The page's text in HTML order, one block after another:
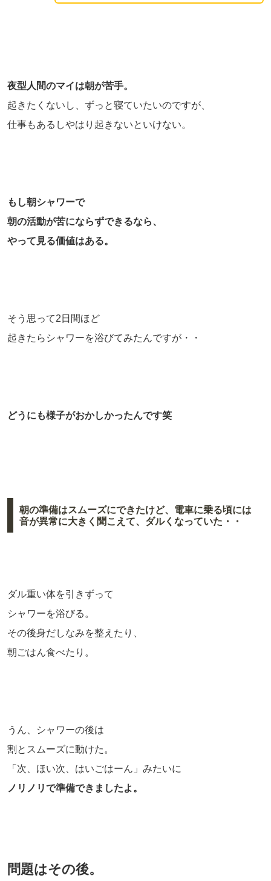
夜型人間のマイは朝が苦手。
起きたくないし、ずっと寝ていたいのですが、
仕事もあるしやはり起きないといけない。
もし朝シャワーで
朝の活動が苦にならずできるなら、
やって見る価値はある。
そう思って2日間ほど
起きたらシャワーを浴びてみたんですが・・
どうにも様子がおかしかったんです笑
朝の準備はスムーズにできたけど、電車に乗る頃には
音が異常に大きく聞こえて、ダルくなっていた・・
ダル重い体を引きずって
シャワーを浴びる。
その後身だしなみを整えたり、
朝ごはん食べたり。
うん、シャワーの後は
割とスムーズに動けた。
「次、ほい次、はいごはーん」みたいに
ノリノリで準備できましたよ。
問題はその後。